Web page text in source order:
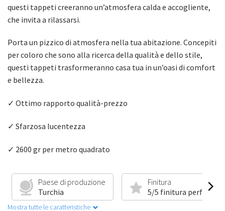
questi tappeti creeranno un’atmosfera calda e accogliente,
che invita a rilassarsi.
Porta un pizzico di atmosfera nella tua abitazione. Concepiti
per coloro che sono alla ricerca della qualità e dello stile,
questi tappeti trasformeranno casa tua in un’oasi di comfort
e bellezza.
✓ Ottimo rapporto qualità-prezzo
✓ Sfarzosa lucentezza
✓ 2600 gr per metro quadrato
Paese di produzione
Turchia
Finitura
5/5 finitura perfetta
Mostra tutte le caratteristiche